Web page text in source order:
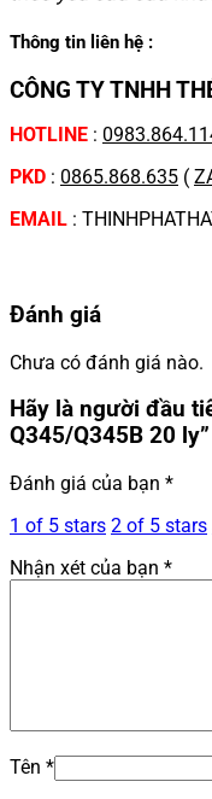
Thông tin liên hệ :
CÔNG TY TNHH
HOTLINE :
PKD : 0865.868.635 (
EMAIL :
Đánh giá
Chưa có đánh giá nào.
Hãy là người đầu
Q345/Q345B 20 ly”
Đánh giá của bạn *
1 of 5 stars 2 of 5 stars
Nhận xét của bạn *
Tên *